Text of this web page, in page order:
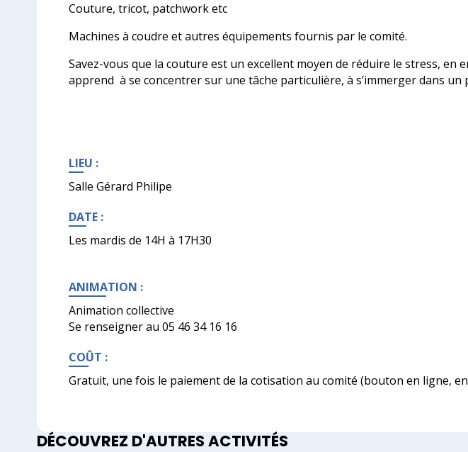
Couture, tricot, patchwork etc
Machines à coudre et autres équipements fournis par le comité.
Savez-vous que la couture est un excellent moyen de réduire le stress,
apprend à se concentrer sur une tâche particulière, à s’immerger dans un
LIEU :
Salle Gérard Philipe
DATE :
Les mardis de 14H à 17H30
ANIMATION :
Animation collective
Se renseigner au 05 46 34 16 16
COÛT :
Gratuit, une fois le paiement de la cotisation au comité (bouton en ligne,
DÉCOUVREZ D'AUTRES ACTIVITÉS